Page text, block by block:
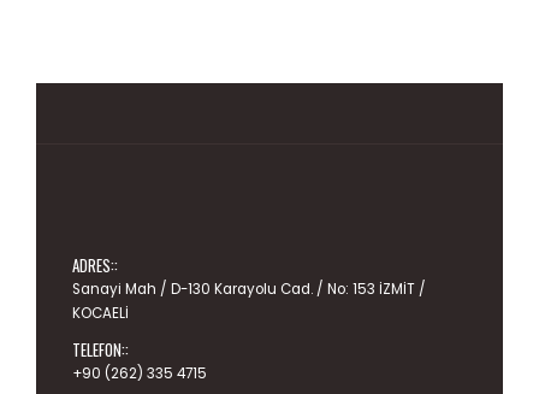
ADRES::
Sanayi Mah / D-130 Karayolu Cad. / No: 153 İZMİT /
KOCAELİ
TELEFON::
+90 (262) 335 4715